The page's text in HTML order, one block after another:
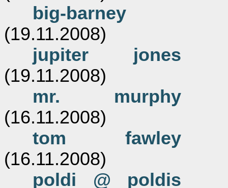
big-barney
(19.11.2008)
jupiter jones
(19.11.2008)
mr. murphy
(16.11.2008)
tom fawley
(16.11.2008)
poldi @ poldis